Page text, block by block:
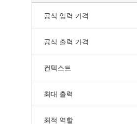
공식 입력 가격
공식 출력 가격
컨텍스트
최대 출력
최적 역할